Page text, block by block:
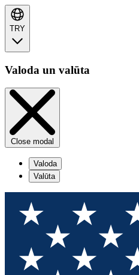
TRY
Valoda un valūta
Close modal
Valoda
Valūta